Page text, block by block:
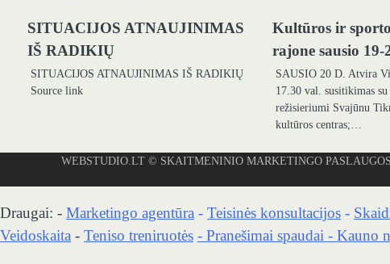
SITUACIJOS ATNAUJINIMAS
IŠ RADIKIŲ
SITUACIJOS ATNAUJINIMAS IŠ RADIKIŲ
Source link
Kultūros ir
rajone sausio 19-
SAUSIO 20 D. Atvira
17.30 val. susitikimas
režisieriumi Svajūnu
kultūros centras;…
WEBSTUDIO.LT© SKAITMENINIO MARKETINGO PASLAUGOS.
Draugai: - Marketingo agentūra - Teisinės konsultacijos -
Veidoskaita - Teniso treniruotės - Pranešimai spaudai - Kauno